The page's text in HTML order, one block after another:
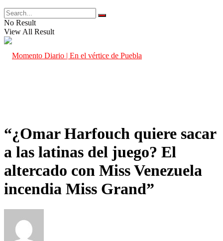
No Result
View All Result
“¿Omar Harfouch quiere sacar
a las latinas del juego? El
altercado con Miss Venezuela
incendia Miss Grand”